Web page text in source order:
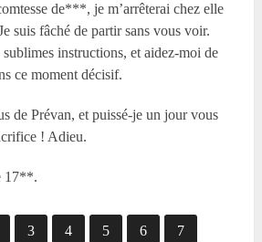
de***, je m’arrêterai chez elle
suis fâché de partir sans vous voir.
instructions, et aidez-moi de
ce moment décisif.
de Prévan, et puissé-je un jour vous
! Adieu.
17**.
3 4 5 6 7